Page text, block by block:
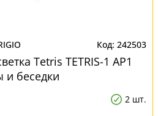
242503
Tetris TETRIS-1 AP1
и беседки
2 шт.